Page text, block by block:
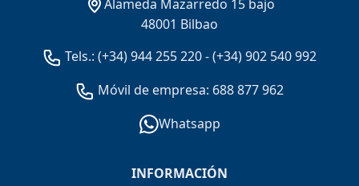
Alameda Mazarredo 15 bajo
48001 Bilbao
Tels.: (+34) 944 255 220-(+34) 902 540 992
Móvil de empresa: 688 877 962
Whatsapp
INFORMACIÓN